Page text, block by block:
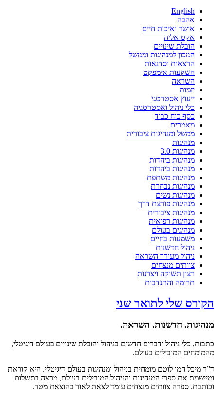
English
אהבה
אושר ואיכות חיים
אקטואליה
הובלת שינויים
המכון למנהיגות וממשל
הרצאות וסדנאות
השקעות אימפקט
השראה
יזמות
ייעוץ אסטרטגי
כלי ניהול ואסטרטגיה
כסף כוח כבוד
מאמרים
ממשל ומנהיגות ציבורית
מנהיגות
מנהיגות 3.0
מנהיגות ביהדות
מנהיגות ביהדות
מנהיגות משתפת
מנהיגות נבחרת
מנהיגות נשים
מנהיגות פורצת דרך
מנהיגות ציבורית
מנהיגות רפואית
מנהיגים בעולם
משמעות בחיים
ניהול חדשנות
ניהול מעורר השראה
צוותים מנצחים
רצון תשוקה ויצרנות
תרומה והתנדבות
הקורס שלי לתואר שני
מנהיגות. חדשנות. השראה.
כתבות, כלי ניהול ודברים חדשים בניהול והובלת שינויים בעולם דיגיטלי,
מהמומחים המובילים בעולם.
ד”ר מיכל חמו לוטם מומחית בניהול ומנהיגות בעולם דיגיטלי. היא קוראת
ומיישמת את ספרי המנהיגות והניהול המובילים בעולם, מרצה בתשלום
וכותבת. ספרה צוותים מנצחים עומד לצאת לאור בהוצאת מטר.